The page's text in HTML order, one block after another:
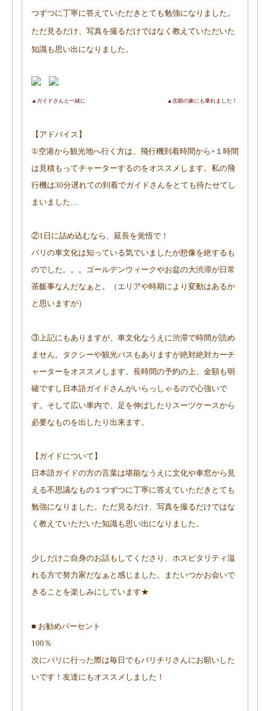
つずつに丁寧に答えていただきとても勉強になりました。
ただ見るだけ、写真を撮るだけではなく教えていただいた
知識も思い出になりました。
▲ガイドさんと一緒に ▲念願の象にも乗れました！
【アドバイス】
①空港から観光地へ行く方は、飛行機到着時間から+ １時間
は見積もってチャーターするのをオススメします。私の飛
行機は30分遅れての到着でガイドさんをとても待たせてし
まいました…
②1日に詰め込むなら、延長を覚悟で！
バリの車文化は知っている気でいましたが想像を絶するも
のでした。。。ゴールデンウィークやお盆の大渋滞が日常
茶飯事なんだなぁと。（エリアや時期により変動はあるか
と思いますが）
③上記にもありますが、車文化なうえに渋滞で時間が読め
ません。タクシーや観光バスもありますが絶対絶対カーチ
ャーターをオススメします。長時間の予約の上、金額も明
確ですし日本語ガイドさんがいらっしゃるので心強いで
す。そして広い車内で、足を伸ばしたりスーツケースから
必要なものを出したり出来ます。
【ガイドについて】
日本語ガイドの方の言葉は堪能なうえに文化や車窓から見
える不思議なもの１つずつに丁寧に答えていただきとても
勉強になりました。ただ見るだけ、写真を撮るだけではな
く教えていただいた知識も思い出になりました。
少しだけご自身のお話もしてくださり、ホスピタリティ溢
れる方で努力家だなぁと感じました。またいつかお会いで
きることを楽しみにしています★
■ お勧めパーセント
100％
次にバリに行った際は毎日でもバリチリさんにお願いした
いです！友達にもオススメしました！